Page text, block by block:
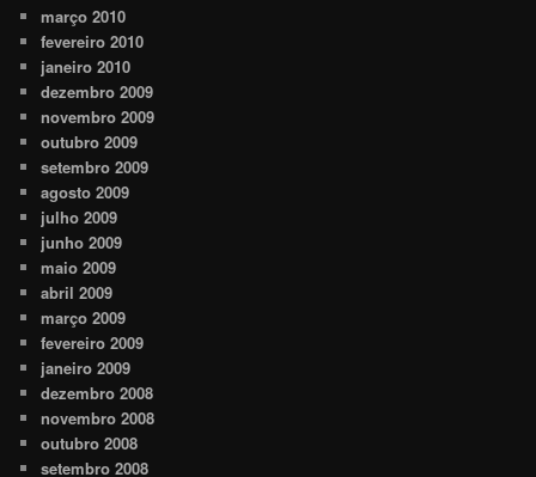
março 2010
fevereiro 2010
janeiro 2010
dezembro 2009
novembro 2009
outubro 2009
setembro 2009
agosto 2009
julho 2009
junho 2009
maio 2009
abril 2009
março 2009
fevereiro 2009
janeiro 2009
dezembro 2008
novembro 2008
outubro 2008
setembro 2008